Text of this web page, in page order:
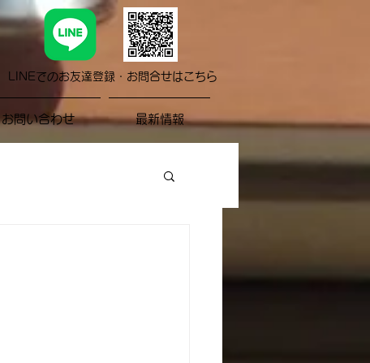
LINEでのお友達登録・お問合せはこちら
お問い合わせ 最新情報